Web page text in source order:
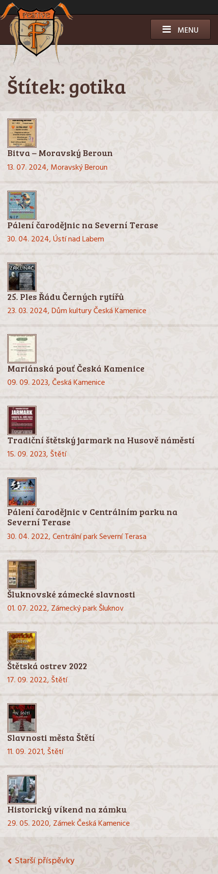
Přeskočit
k
obsahu
MENU
Štítek:gotika
Bitva – Moravský Beroun
13. 07. 2024, Moravský Beroun
Pálení čarodějnic na Severní Terase
30. 04. 2024,Ústí nad Labem
25. Ples Řádu Černých rytířů
23. 03. 2024,Dům kultury Česká Kamenice
Mariánská pouť Česká Kamenice
09. 09. 2023,Česká Kamenice
Tradiční štětský jarmark na Husově náměstí
15. 09. 2023, Štětí
Pálení čarodějnic v Centrálním parku na
Severní Terase
30. 04. 2022,Centrální park Severní Terasa
Šluknovské zámecké slavnosti
01. 07. 2022, Zámecký park Šluknov
Štětská ostrev 2022
17. 09. 2022, Štětí
Slavnosti města Štětí
11. 09. 2021, Štětí
Historický víkend na zámku
29. 05. 2020, Zámek Česká Kamenice
Navigace
Starší příspěvky